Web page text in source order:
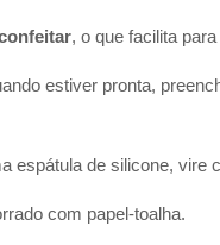
, o que facilita
estiver pronta,
espátula de silicone, vire
com papel-toalha.